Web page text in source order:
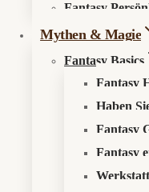
Fantasy
Mythen & Magie
Fantasy Basics
Fantasy
Haben
Fantasy
Fantasy
bringt schwebende
Drachen, Mana
Driftland: The Magic